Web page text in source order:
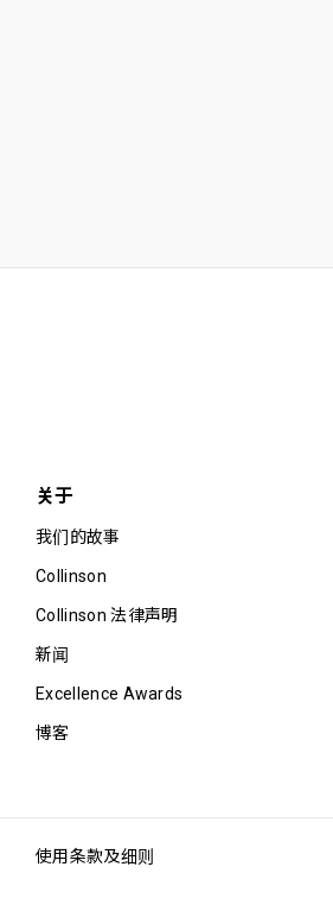
关于
我们的故事
Collinson
Collinson 法律声明
新闻
Excellence Awards
博客
使用条款及细则